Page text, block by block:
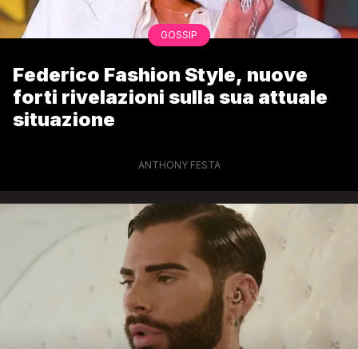
GOSSIP
Federico Fashion Style, nuove
forti rivelazioni sulla sua attuale
situazione
ANTHONY FESTA